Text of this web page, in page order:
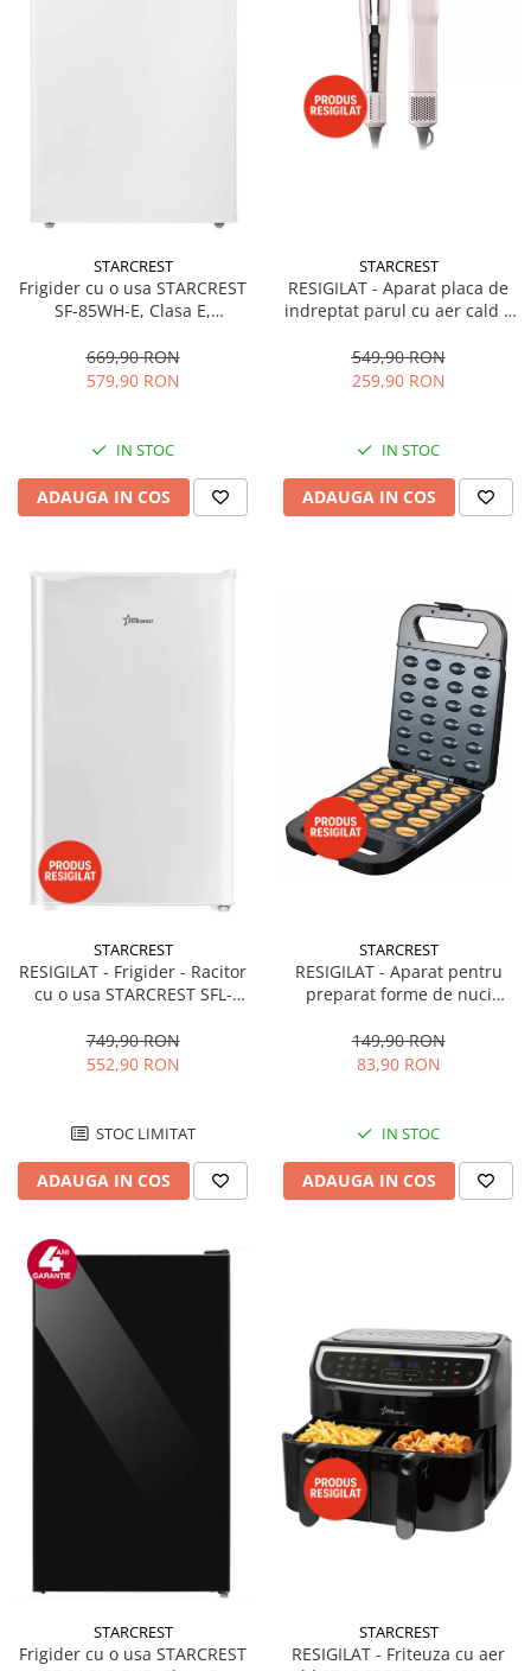
STARCREST
Frigider cu o usa STARCREST
SF-85WH-E, Clasa E,
interioara, Compartiment
gheata, H 82 cm, Alb
669,90 RON
579,90 RON
IN STOC
ADAUGA IN COS
STARCREST
RESIGILAT - Aparat placa de
indreptat parul cu aer cald 2
1300 W, Uscare si indreptare,
Afisaj LCD, Tehnologie cu ioni
549,90 RON
259,90 RON
IN STOC
ADAUGA IN COS
STARCREST
RESIGILAT - Frigider - Racitor
cu o usa STARCREST SFL-
92L, Iluminare interioara,H 83
cm, Alb
749,90 RON
552,90 RON
STOC LIMITAT
ADAUGA IN COS
STARCREST
RESIGILAT - Aparat pentru
preparat forme de nuci
forme, 1400W, Indicator
luminos, Placi antiaderente,
149,90 RON
83,90 RON
IN STOC
ADAUGA IN COS
STARCREST
Frigider cu o usa STARCREST
STARCREST
RESIGILAT - Friteuza cu aer